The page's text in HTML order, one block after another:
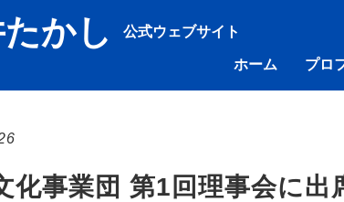
かし
公式ウェブサイト
Skip
ホーム プロ
化事業団 第1回理事会に出